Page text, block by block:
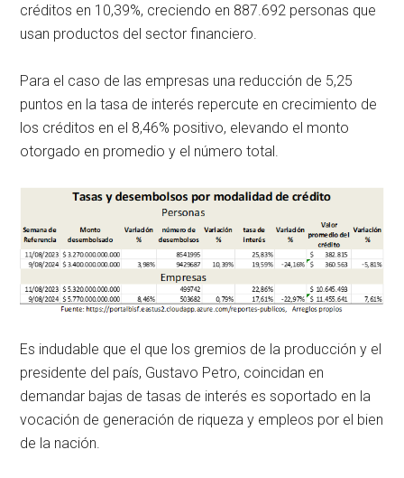
créditos en 10,39%, creciendo en 887.692 personas que
usan productos del sector financiero.
Para el caso de las empresas una reducción de 5,25
puntos en la tasa de interés repercute en crecimiento de
los créditos en el 8,46% positivo, elevando el monto
otorgado en promedio y el número total.
Es indudable que el que los gremios de la producción y el
presidente del país, Gustavo Petro, coincidan en
demandar bajas de tasas de interés es soportado en la
vocación de generación de riqueza y empleos por el bien
de la nación.